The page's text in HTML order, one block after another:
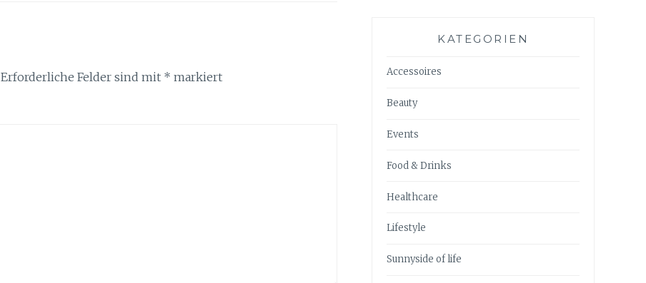
Erforderliche Felder sind mit * markiert
KATEGORIEN
Accessoires
Beauty
Events
Food & Drinks
Healthcare
Lifestyle
Sunnyside of life